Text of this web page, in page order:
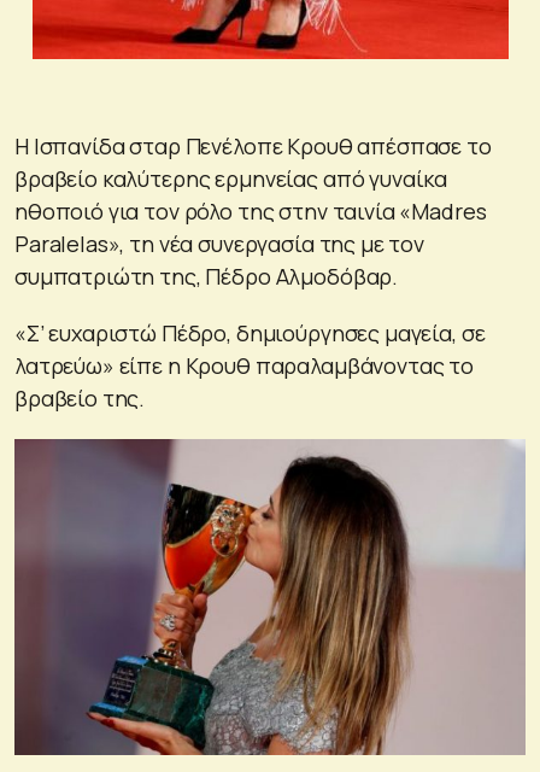
Η Ισπανίδα σταρ Πενέλοπε Κρουθ απέσπασε το
βραβείο καλύτερης ερμηνείας από γυναίκα
ηθοποιό για τον ρόλο της στην ταινία «Madres
Paralelas», τη νέα συνεργασία της με τον
συμπατριώτη της, Πέδρο Αλμοδόβαρ.
«Σ’ ευχαριστώ Πέδρο, δημιούργησες μαγεία, σε
λατρεύω» είπε η Κρουθ παραλαμβάνοντας το
βραβείο της.